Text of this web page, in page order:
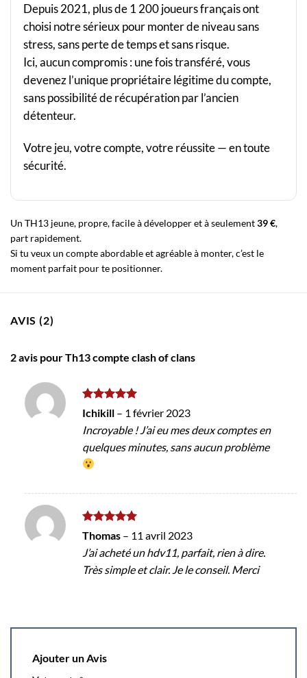
Depuis 2021, plus de 1 200 joueurs français ont
choisi notre sérieux pour monter de niveau sans
stress, sans perte de temps et sans risque.
Ici, aucun compromis : une fois transféré, vous
devenez l’unique propriétaire légitime du compte,
sans possibilité de récupération par l’ancien
détenteur.
Votre jeu, votre compte, votre réussite — en toute
sécurité.
Un TH13 jeune, propre, facile à développer et à seulement39 €,
part rapidement.
Si tu veux un compte abordable et agréable à monter, c’est le
moment parfait pour te positionner.
AVIS (2)
2 avis pourTh13 compte clash of clans
Note5sur
5
Ichikill – 1 février 2023
Incroyable ! J’ai eu mes deux comptes en
quelques minutes, sans aucun problème
Note5sur
5
Thomas – 11 avril 2023
J’ai acheté un hdv11, parfait, rien à dire.
Très simple et clair. Je le conseil. Merci
Ajouter un Avis